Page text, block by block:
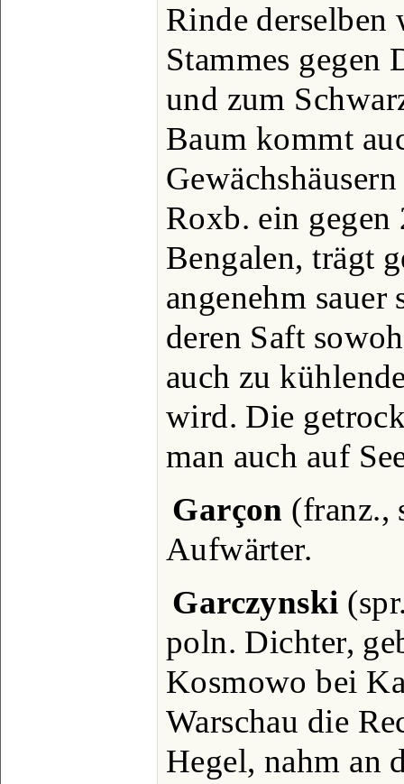
Rinde
Stammes gegen
und zum
Baum kommt
Roxb. ein
Bengalen, trägt
angenehm sauer
deren Saft
auch zu
wird. Die
man auch auf
Garçon (franz.,
Aufwärter.
Garczynski
poln. Dichter,
Kosmowo bei
Warschau die
Hegel, nahm an